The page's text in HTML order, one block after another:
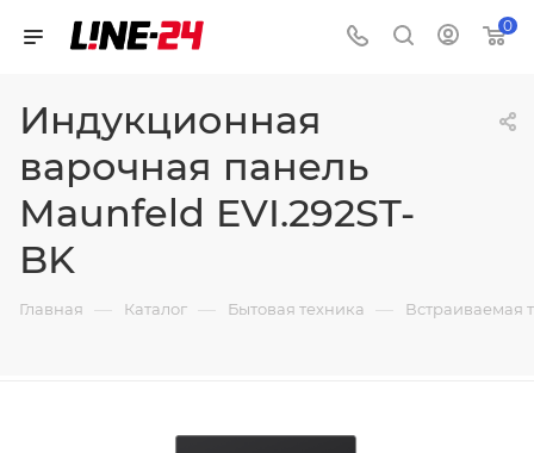
0
Индукционная
варочная панель
Maunfeld EVI.292ST-
BK
Главная — Каталог — Бытовая техника — Встраиваемая